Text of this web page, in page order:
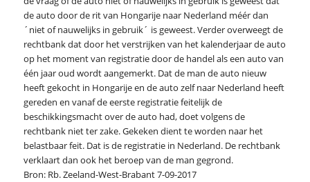
de auto door de rit van Hongarije naar Nederland méér dan
´niet of nauwelijks in gebruik´ is geweest. Verder overweegt de
rechtbank dat door het verstrijken van het kalenderjaar de auto
op het moment van registratie door de handel als een auto van
één jaar oud wordt aangemerkt. Dat de man de auto nieuw
heeft gekocht in Hongarije en de auto zelf naar Nederland heeft
gereden en vanaf de eerste registratie feitelijk de
beschikkingsmacht over de auto had, doet volgens de
rechtbank niet ter zake. Gekeken dient te worden naar het
belastbaar feit. Dat is de registratie in Nederland. De rechtbank
verklaart dan ook het beroep van de man gegrond.
Bron: Rb. Zeeland-West-Brabant 7-09-2017